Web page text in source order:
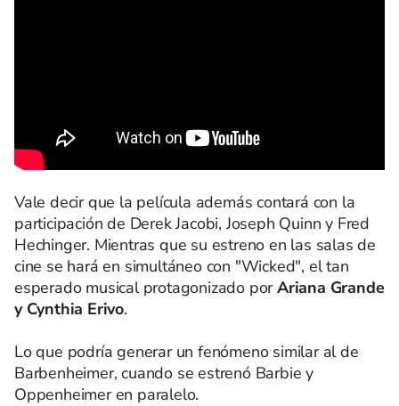
Vale decir que la película además contará con la
participación de Derek Jacobi, Joseph Quinn y Fred
Hechinger. Mientras que su estreno en las salas de
cine se hará en simultáneo con "Wicked", el tan
esperado musical protagonizado porAriana Grande
y Cynthia Erivo.
Lo que podría generar un fenómeno similar al de
Barbenheimer, cuando se estrenó Barbie y
Oppenheimer en paralelo.